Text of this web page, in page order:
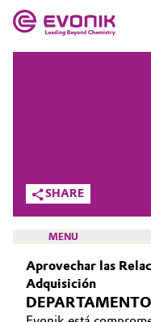
Additive
Aerospace
Agriculture
What drives us
About Evonik
We go beyond
Purpose
SHARE
MENU
Aprovechar las
Adquisición